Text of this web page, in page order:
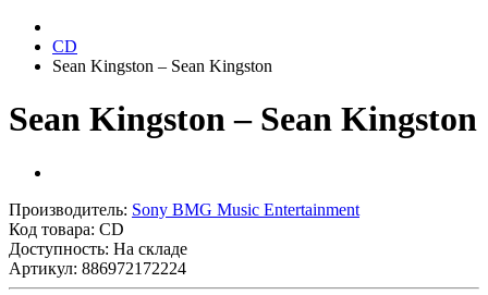
CD
Sean Kingston ‎– Sean Kingston
Sean Kingston ‎– Sean Kingston
Производитель: Sony BMG Music Entertainment
Код товара: CD
Доступность: На складе
Артикул: 886972172224